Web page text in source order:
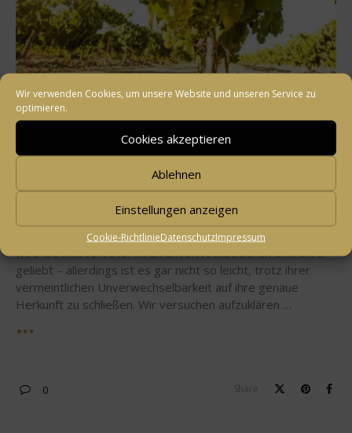
Wir verwenden Cookies, um unsere Website und unseren Service zu
optimieren.
Cookies akzeptieren
Ablehnen
Einstellungen anzeigen
Cookie-RichtlinieDatenschutzImpressum
REBSORTEN ERKLÄRT
TORRONTES – EIN ARGENTINISCHES
MARKENZEICHEN
on
by Team Vineshop24
Die weiße Rebsorte Torrontes ist eines der
Aushängeschilder argentinischen Weinbaus. International
wird die Rebsorte für ihren unverwechselbaren Charakter
geliebt – allerdings ist es gar nicht so leicht, trotz ihrer
vermeintlichen Unverwechselbarkeit auf ihre genaue
Herkunft zu schließen. Wir versuchen aufzuklären …
0 Share